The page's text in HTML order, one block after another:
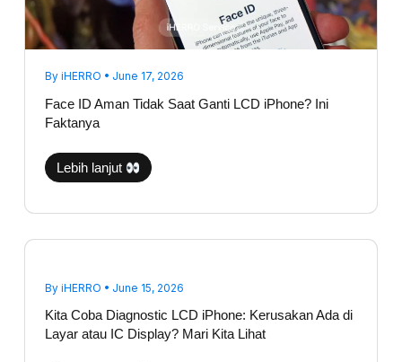
By iHERRO • June 17, 2026
Face ID Aman Tidak Saat Ganti LCD iPhone? Ini
Faktanya
Lebih lanjut
By iHERRO • June 15, 2026
Kita Coba Diagnostic LCD iPhone: Kerusakan Ada di
Layar atau IC Display? Mari Kita Lihat
LCD
iPhone:
Kerusakan
Ada
di
Layar